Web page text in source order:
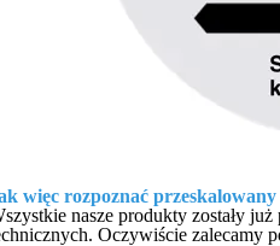
więc rozpoznać
nasze produkty zostały
Oczywiście zalecamy